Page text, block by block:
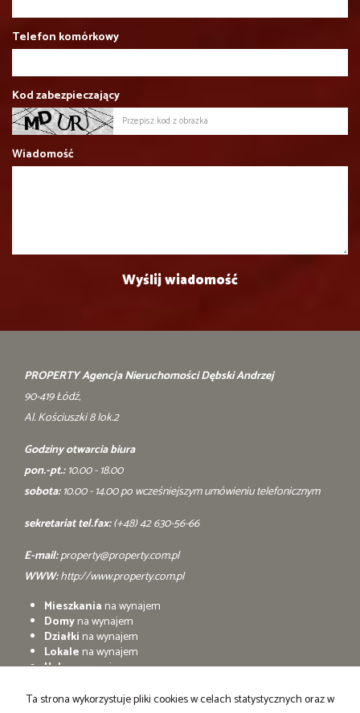
Telefon komórkowy
Kod zabezpieczający
Wiadomość
PROPERTY Agencja Nieruchomości Dębski Andrzej
90-419 Łódź,
Al. Kościuszki 8 lok.2
Godziny otwarcia biura
pon.-pt.:10.00 - 18.00
sobota:10.00 - 14.00 po wcześniejszym umówieniu telefonicznym
sekretariat tel.fax:(+48) 42 630-56-66
E-mail:property@property.com.pl
WWW:http://www.property.com.pl
Mieszkania na wynajem
Domyna wynajem
Działki na wynajem
Lokale na wynajem
Halena wynajem
Mieszkania
na sprzedaż
Ta strona wykorzystuje pliki cookies w celach statystycznych oraz w